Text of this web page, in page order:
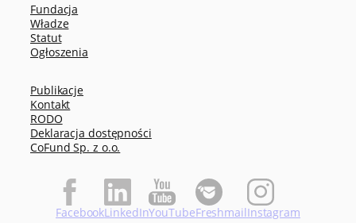
Fundacja
Władze
Statut
Ogłoszenia
Publikacje
Kontakt
RODO
Deklaracja dostępności
CoFund Sp. z o.o.
FacebookLinkedInYouTubeFreshmailInstagram